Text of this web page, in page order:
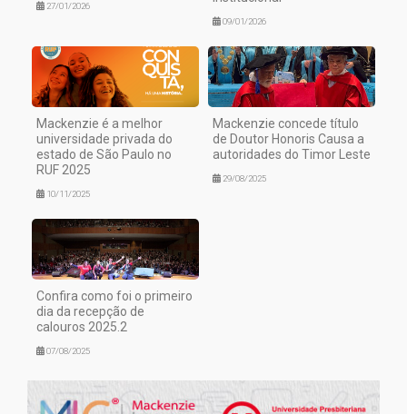
27/01/2026
09/01/2026
Mackenzie é a melhor
universidade privada do
estado de São Paulo no
RUF 2025
10/11/2025
Mackenzie concede título
de Doutor Honoris Causa a
autoridades do Timor Leste
29/08/2025
Confira como foi o primeiro
dia da recepção de
calouros 2025.2
07/08/2025